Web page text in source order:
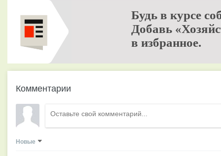
Будь в курсе
Добавь
в избранное.
Комментарии
Новые